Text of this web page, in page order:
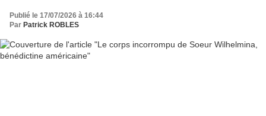
Publié le 17/07/2026 à 16:44
Par Patrick ROBLES